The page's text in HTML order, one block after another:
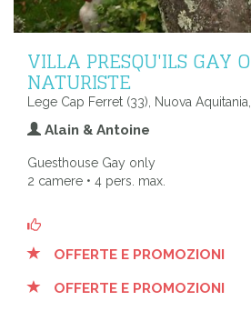
VILLA PRESQU'ILS GAY
NATURISTE
Lege Cap Ferret (33), Nuova
Alain & Antoine
Guesthouse Gay only
2 camere • 4 pers. max.
OFFERTE E PROMOZIONI
OFFERTE E PROMOZIONI